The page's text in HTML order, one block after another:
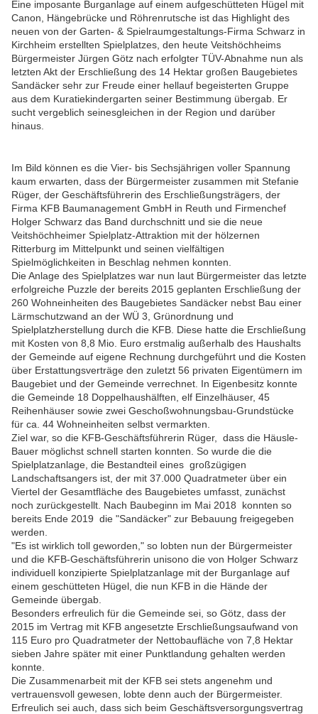
Eine imposante Burganlage auf einem aufgeschütteten Hügel mit
Canon, Hängebrücke und Röhrenrutsche ist das Highlight des
neuen von der Garten- & Spielraumgestaltungs-Firma Schwarz in
Kirchheim erstellten Spielplatzes, den heute Veitshöchheims
Bürgermeister Jürgen Götz nach erfolgter TÜV-Abnahme nun als
letzten Akt der Erschließung des 14 Hektar großen Baugebietes
Sandäcker sehr zur Freude einer hellauf begeisterten Gruppe
aus dem Kuratiekindergarten seiner Bestimmung übergab. Er
sucht vergeblich seinesgleichen in der Region und darüber
hinaus.
Im Bild können es die Vier- bis Sechsjährigen voller Spannung
kaum erwarten, dass der Bürgermeister zusammen mit Stefanie
Rüger, der Geschäftsführerin des Erschließungsträgers, der
Firma KFB Baumanagement GmbH in Reuth und Firmenchef
Holger Schwarz das Band durchschnitt und sie die neue
Veitshöchheimer Spielplatz-Attraktion mit der hölzernen
Ritterburg im Mittelpunkt und seinen vielfältigen
Spielmöglichkeiten in Beschlag nehmen konnten.
Die Anlage des Spielplatzes war nun laut Bürgermeister das letzte
erfolgreiche Puzzle der bereits 2015 geplanten Erschließung der
260 Wohneinheiten des Baugebietes Sandäcker nebst Bau einer
Lärmschutzwand an der WÜ 3, Grünordnung und
Spielplatzherstellung durch die KFB. Diese hatte die Erschließung
mit Kosten von 8,8 Mio. Euro erstmalig außerhalb des Haushalts
der Gemeinde auf eigene Rechnung durchgeführt und die Kosten
über Erstattungsverträge den zuletzt 56 privaten Eigentümern im
Baugebiet und der Gemeinde verrechnet. In Eigenbesitz konnte
die Gemeinde 18 Doppelhaushälften, elf Einzelhäuser, 45
Reihenhäuser sowie zwei Geschoßwohnungsbau-Grundstücke
für ca. 44 Wohneinheiten selbst vermarkten.
Ziel war, so die KFB-Geschäftsführerin Rüger, dass die Häusle-
Bauer möglichst schnell starten konnten. So wurde die die
Spielplatzanlage, die Bestandteil eines großzügigen
Landschaftsangers ist, der mit 37.000 Quadratmeter über ein
Viertel der Gesamtfläche des Baugebietes umfasst, zunächst
noch zurückgestellt. Nach Baubeginn im Mai 2018 konnten so
bereits Ende 2019 die "Sandäcker" zur Bebauung freigegeben
werden.
"Es ist wirklich toll geworden," so lobten nun der Bürgermeister
und die KFB-Geschäftsführerin unisono die von Holger Schwarz
individuell konzipierte Spielplatzanlage mit der Burganlage auf
einem geschütteten Hügel, die nun KFB in die Hände der
Gemeinde übergab.
Besonders erfreulich für die Gemeinde sei, so Götz, dass der
2015 im Vertrag mit KFB angesetzte Erschließungsaufwand von
115 Euro pro Quadratmeter der Nettobaufläche von 7,8 Hektar
sieben Jahre später mit einer Punktlandung gehalten werden
konnte.
Die Zusammenarbeit mit der KFB sei stets angenehm und
vertrauensvoll gewesen, lobte denn auch der Bürgermeister.
Erfreulich sei auch, dass sich beim Geschäftsversorgungsvertrag